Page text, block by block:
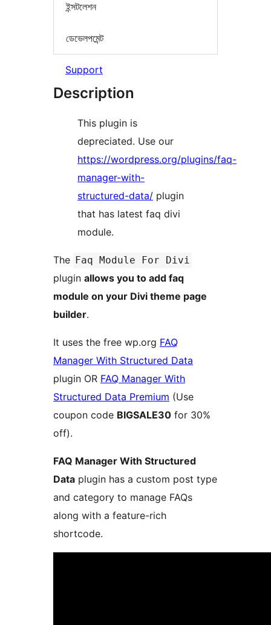
ইন্সটলেশন
ডেভেলপমেন্ট
Support
Description
This plugin is
depreciated. Use our
https://wordpress.org/plugins/faq-
manager-with-
structured-data/ plugin
that has latest faq divi
module.
The Faq Module For Divi
plugin allows you to add faq
module on your Divi theme page
builder.
It uses the free wp.org FAQ
Manager With Structured Data
plugin OR FAQ Manager With
Structured Data Premium (Use
coupon code BIGSALE30 for 30%
off).
FAQ Manager With Structured
Data plugin has a custom post type
and category to manage FAQs
along with a feature-rich
shortcode.